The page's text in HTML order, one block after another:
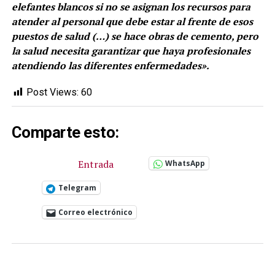
elefantes blancos si no se asignan los recursos para
atender al personal que debe estar al frente de esos
puestos de salud (…) se hace obras de cemento, pero
la salud necesita garantizar que haya profesionales
atendiendo las diferentes enfermedades».
Post Views: 60
Comparte esto:
Entrada WhatsApp
Telegram
Correo electrónico